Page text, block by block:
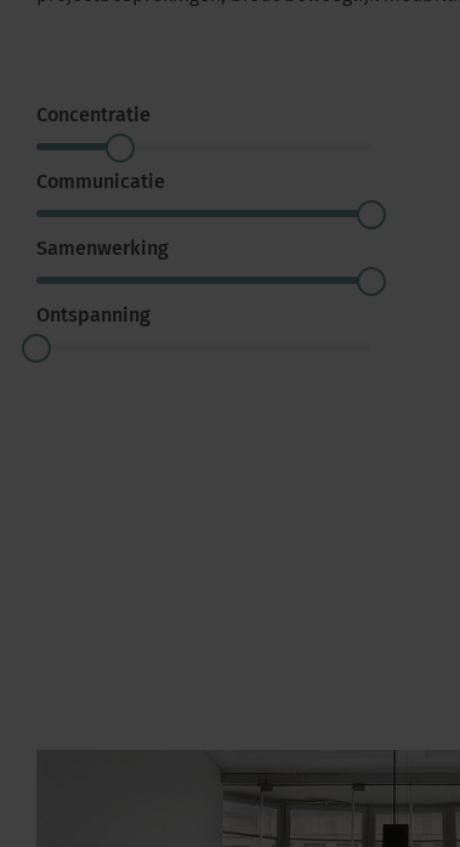
Concentratie
Communicatie
Samenwerking
Ontspanning